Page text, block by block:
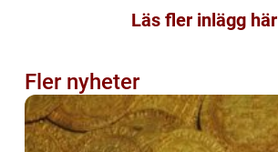
Läs fler inlägg här
Fler nyheter